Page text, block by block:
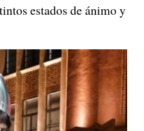
estados de ánimo y